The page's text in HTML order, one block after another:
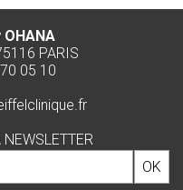
PARIS
05 10